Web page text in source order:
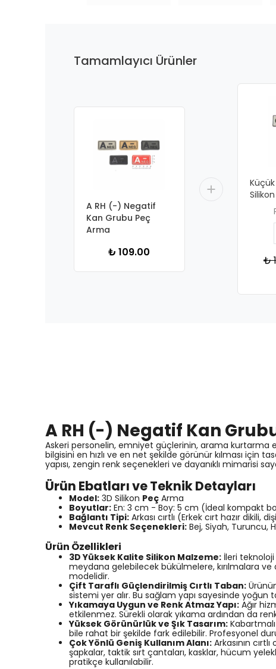
Tamamlayıcı Ürünler
A RH (-) Negatif
Kan Grubu Peç
Arma
₺ 109.00
₺
A RH (-) Negatif Kan
Askeri personelin, emniyet güçlerinin, arama kurtarma
bilgisini en hızlı ve en net şekilde görünür kılması için
yapısı, zengin renk seçenekleri ve dayanıklı mimarisi
Ürün Ebatları ve Teknik Detayları
Model: 3D Silikon Peç Arma
Boyutlar: En: 3 cm - Boy: 5 cm (İdeal kompakt
Bağlantı Tipi: Arkası cırtlı (Erkek cırt hazır dikili,
Mevcut Renk Seçenekleri: Bej, Siyah, Turuncu,
Ürün Özellikleri
3D Yüksek Kalite Silikon Malzeme: İleri
meydana gelebilecek bükülmelere, kırılmalara
modelidir.
Çift Taraflı Güçlendirilmiş Cırtlı Taban:
sistemi yer alır. Bu sağlam yapı sayesinde
Yıkamaya Uygun ve Renk Atmaz Yapı: Ağır
etkilenmez. Sürekli olarak yıkama ardından da
Yüksek Görünürlük ve Şık Tasarım:
bile rahat bir şekilde fark edilebilir. Profesyonel
Çok Yönlü Geniş Kullanım Alanı: Arkasının
şapkalar, taktik sırt çantaları, kasklar, hücum
pratikçe kullanılabilir.